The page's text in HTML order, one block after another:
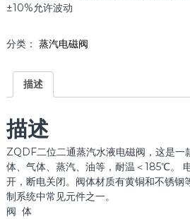
±10%允许波动
分类： 蒸汽电磁阀
描述
描述
ZQDF二位二通蒸汽水液电磁阀，这是一
体、气体、蒸汽、油等，耐温＜185℃。
开，断电关闭。阀体材质有黄铜和不锈钢
制系统中常见元件之一。
阀 体